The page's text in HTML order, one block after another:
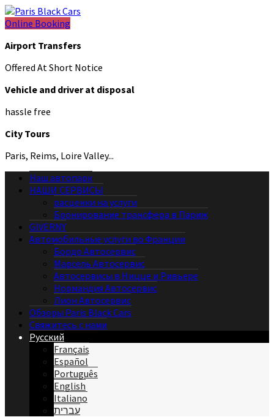
Online Booking
Airport Transfers
Offered At Short Notice
Vehicle and driver at disposal
hassle free
City Tours
Paris, Reims, Loire Valley...
Наш автопарк
НАШИ СЕРВИСЫ
расценки на услуги
Бронирование трансфера в Париж
GIVERNY
Автомобильные услуги во Франции
Бордо Автосервис
Марсель Автосервис
Автосервисы в Ницце и Ривьере
Нормандия Автосервис
Лион Автосервис
Обзоры Paris Black Cars
Свяжитесь с нами
Русский
Français
Español
Português
English
Italiano
עברית